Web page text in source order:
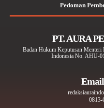
Pedoman
PT. AURA
Badan Hukum Keputusan
Indonesia No. AHU-
0813-